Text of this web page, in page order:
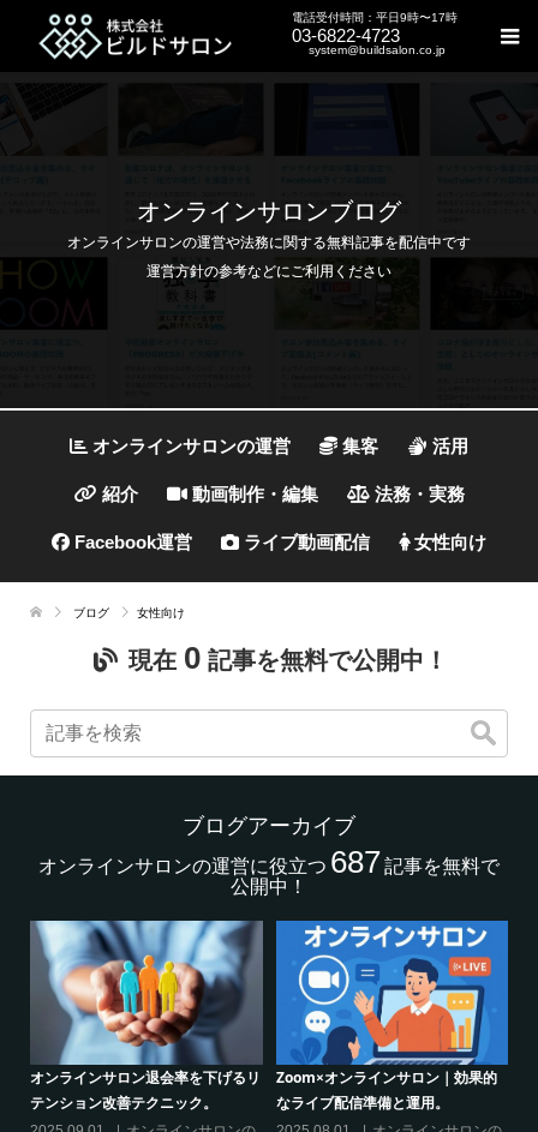
電話受付時間：平日9時〜17時
03-6822-4723
system@buildsalon.co.jp
オンラインサロンブログ
オンラインサロンの運営や法務に関する無料記事を配信中です
運営方針の参考などにご利用ください
オンラインサロンの運営 集客 活用
紹介 動画制作・編集 法務・実務
Facebook運営 ライブ動画配信 女性向け
ブログ 女性向け
現在 0記事を無料で公開中！
ブログアーカイブ
オンラインサロンの運営に役立つ 687記事を無料で
公開中！
オンラインサロン退会率を下げるリ
テンション改善テクニック。
Zoom×オンラインサロン｜効果的
なライブ配信準備と運用。